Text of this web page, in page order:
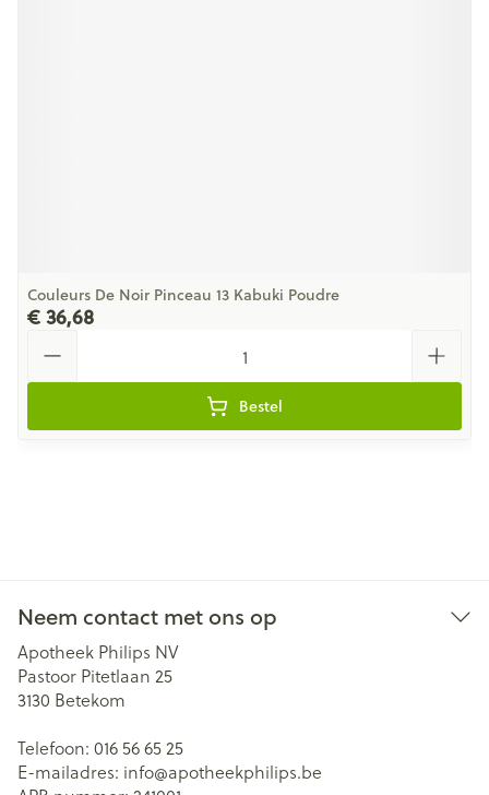
Couleurs De Noir Pinceau 13 Kabuki Poudre
€ 36,68
Bestel
Neem contact met ons op
Apotheek Philips NV
Pastoor Pitetlaan 25
3130 Betekom
Telefoon: 016 56 65 25
E-mailadres: info@apotheekphilips.be